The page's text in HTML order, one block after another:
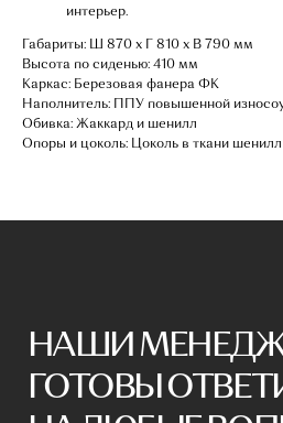
интерьер.
Габариты: Ш 870 х Г 810 х В 790 мм
Высота по сиденью: 410 мм
Каркас: Березовая фанера ФК
Наполнитель: ППУ повышенной
Обивка: Жаккард и шенилл
Опоры и цоколь: Цоколь в ткани шенилл
Воспользуйтесь формой
НАШИ МЕНЕДЖЕРЫ
ГОТОВЫ ОТВЕТИТЬ
НА ЛЮБЫЕ
+7